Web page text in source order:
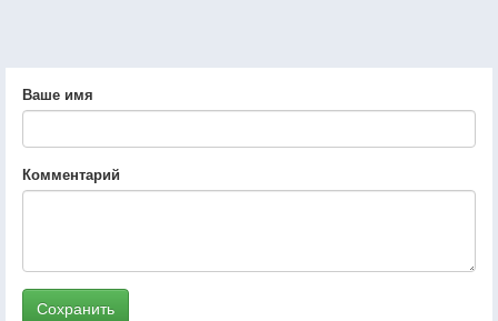
Ваше имя
Комментарий
Сохранить